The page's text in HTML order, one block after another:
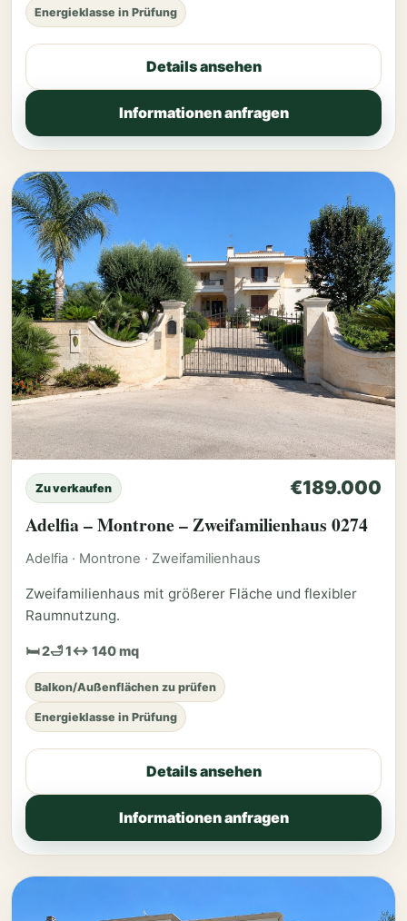
Energieklasse in Prüfung
Details ansehen
Informationen anfragen
Zu verkaufen €189.000
Adelfia – Montrone – Zweifamilienhaus 0274
Adelfia · Montrone · Zweifamilienhaus
Zweifamilienhaus mit größerer Fläche und flexibler
Raumnutzung.
🛏 2🛁 1↔ 140 mq
Balkon/Außenflächen zu prüfen
Energieklasse in Prüfung
Details ansehen
Informationen anfragen